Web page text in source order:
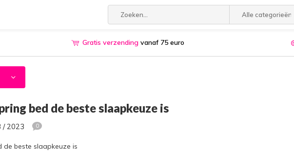
Alle categorieën
Gratis verzending vanaf 75 euro
bed de beste slaapkeuze is
/ 2023 0